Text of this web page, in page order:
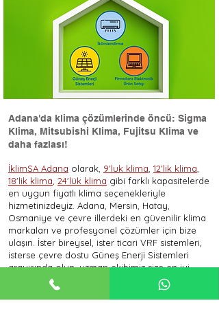
Adana'da klima çözümlerinde öncü: Sigma
Klima, Mitsubishi Klima, Fujitsu Klima ve
daha fazlası!
İklimSA Adana olarak, 9'luk klima 12'lik klima
18'lik klima 24'lük klima gibi farklı kapasitelerde
en uygun fiyatlı klima seçenekleriyle
hizmetinizdeyiz. Adana, Mersin, Hatay,
Osmaniye ve çevre illerdeki en güvenilir klima
markaları ve profesyonel çözümler için bize
ulaşın. İster bireysel, ister ticari VRF sistemleri,
isterse çevre dostu Güneş Enerji Sistemleri
arayışında olun, uzman ekibimiz size en iyi
hizmeti sunmak için burada.
En uygun klima fiyatları, farklı klima modelleri